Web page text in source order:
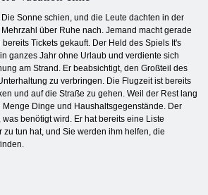
Die Sonne schien, und die Leute dachten in der
Mehrzahl über Ruhe nach. Jemand macht gerade
Tickets gekauft. Der Held des Spiels It's
ganzes Jahr ohne Urlaub und verdiente sich
am Strand. Er beabsichtigt, den Großteil des
zu verbringen. Die Flugzeit ist bereits
und auf die Straße zu gehen. Weil der Rest lang
Dinge und Haushaltsgegenstände. Der
benötigt wird. Er hat bereits eine Liste
zu tun hat, und Sie werden ihm helfen, die